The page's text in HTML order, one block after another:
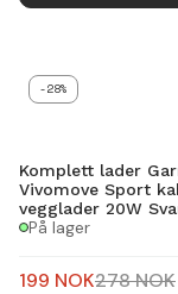
-28%
Komplett lader
Vivomove Sport
vegglader 20W
På lager
199 NOK278NOK